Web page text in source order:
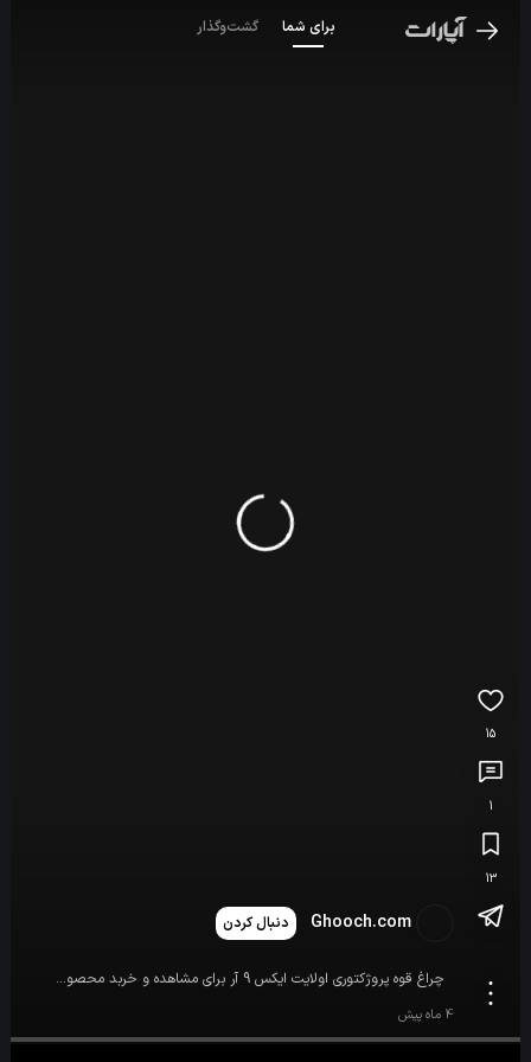
برای شما گشت‌و‌گذار
Ghooch.com دنبال کردن
چراغ قوه پروژکتوری اولایت ایکس 9 آر برای مشاهده و خربد محصول از لینک زیر استفاده کنید https://ghooch.com/user/product/675/
4 ماه پیش
15
1
13